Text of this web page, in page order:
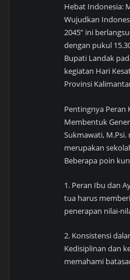
Hebat Indonesia:
Wujudkan
2045” ini
dengan pukul
Bupati Landak
kegiatan Hari
Provinsi
Pentingnya Peran
Membentuk
Sukmawati,
merupakan
Beberapa poin
1. Peran Ibu dan
tua harus
penerapan nilai-
2. Konsistensi
Kedisiplinan dan
memahami